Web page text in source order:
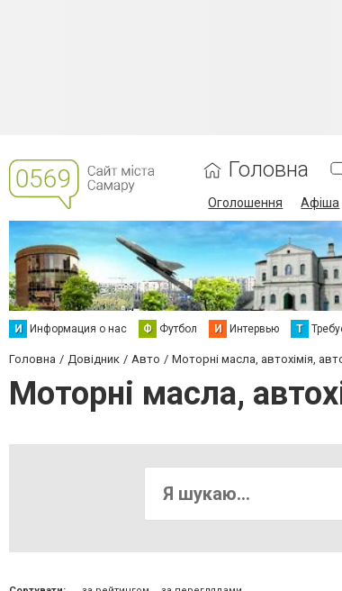
Головна
Оголошення Афіша
И Информация о нас Ф Футбол И Интервью Т
Головна Довідник Авто Моторні масла, автохімія,
Моторні масла,